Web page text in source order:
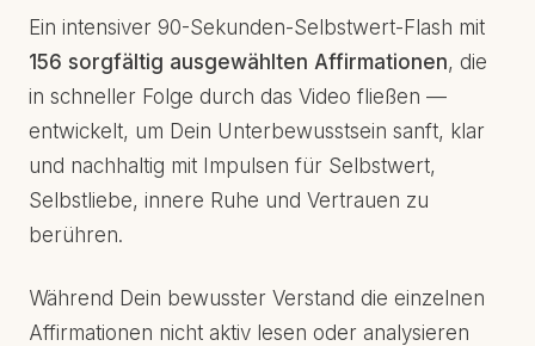
Ein intensiver 90-Sekunden-Selbstwert-Flash mit
156 sorgfältig ausgewählten Affirmationen, die
in schneller Folge durch das Video fließen —
entwickelt, um Dein Unterbewusstsein sanft, klar
und nachhaltig mit Impulsen für Selbstwert,
Selbstliebe, innere Ruhe und Vertrauen zu
berühren.
Während Dein bewusster Verstand die einzelnen
Affirmationen nicht aktiv lesen oder analysieren